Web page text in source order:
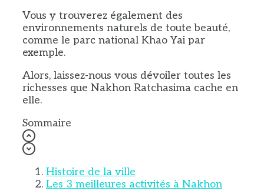
Vous y trouverez également des
environnements naturels de toute beauté,
comme le parc national Khao Yai par
exemple.
Alors, laissez-nous vous dévoiler toutes les
richesses que Nakhon Ratchasima cache en
elle.
Sommaire
Histoire de la ville
Les 3 meilleures activités à Nakhon